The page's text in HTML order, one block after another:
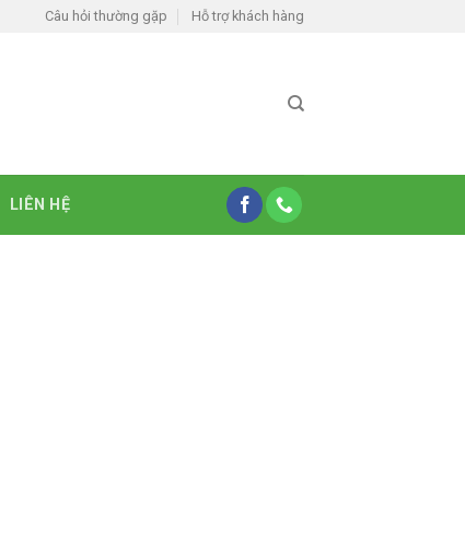
Câu hỏi thường gặp Hỗ trợ khách hàng
LIÊN HỆ